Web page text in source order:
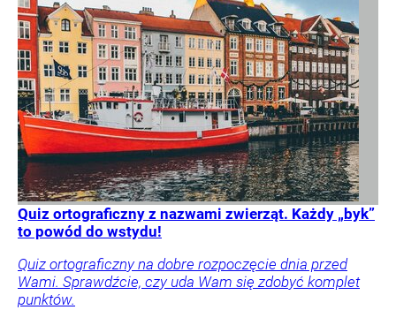
Quiz ortograficzny z nazwami zwierząt. Każdy „byk”
to powód do wstydu!
Quiz ortograficzny na dobre rozpoczęcie dnia przed
Wami. Sprawdźcie, czy uda Wam się zdobyć komplet
punktów.